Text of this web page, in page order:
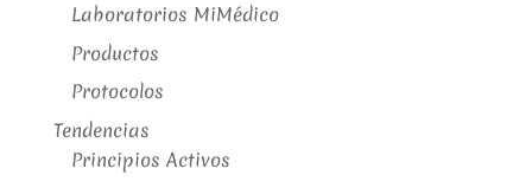
Laboratorios MiMédico
Productos
Protocolos
Tendencias
Principios Activos